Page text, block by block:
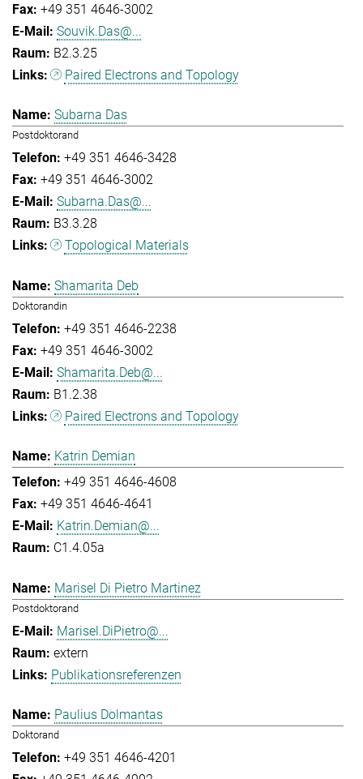
+49 351 4646-3002
Souvik.Das@...
B2.3.25
Paired Electrons and Topology
Subarna Das
Postdoktorand
+49 351 4646-3428
+49 351 4646-3002
Subarna.Das@...
B3.3.28
Topological Materials
Shamarita Deb
Doktorandin
+49 351 4646-2238
+49 351 4646-3002
Shamarita.Deb@...
B1.2.38
Paired Electrons and Topology
Katrin Demian
+49 351 4646-4608
+49 351 4646-4641
Katrin.Demian@...
C1.4.05a
Marisel Di Pietro Martinez
Postdoktorand
Marisel.DiPietro@...
extern
Publikationsreferenzen
Paulius Dolmantas
Doktorand
+49 351 4646-4201